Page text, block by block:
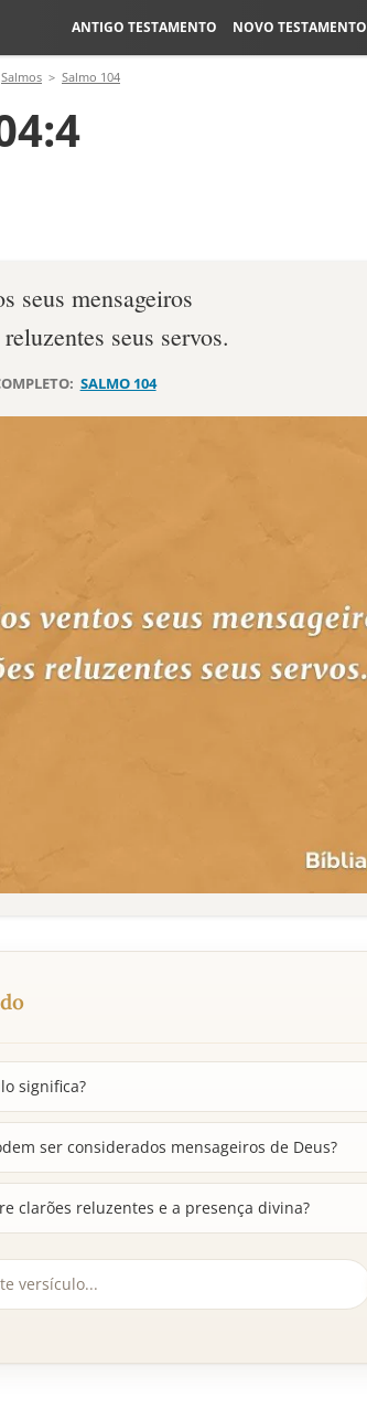
ANTIGO TESTAMENTO NOVO TESTAMENTO
Salmos Salmo 104
seus mensageiros
seus servos.
SALMO 104
significa?
ser considerados mensageiros de Deus?
clarões reluzentes e a presença divina?